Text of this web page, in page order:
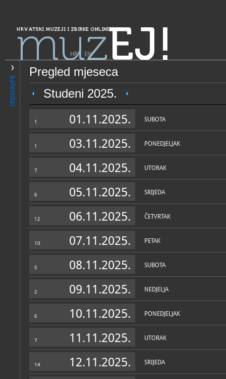
HRVATSKI MUZEJI I ZBIRKE ONLINE
muzEJ!
HR| EN
kalendar
Pregled mjeseca
Studeni 2025.
1 01.11.2025. SUBOTA
1 03.11.2025. PONEDJELJAK
7 04.11.2025. UTORAK
6 05.11.2025. SRIJEDA
12 06.11.2025. ČETVRTAK
10 07.11.2025. PETAK
5 08.11.2025. SUBOTA
2 09.11.2025. NEDJELJA
6 10.11.2025. PONEDJELJAK
7 11.11.2025. UTORAK
14 12.11.2025. SRIJEDA
PRETRAŽIVANJE
Grad Zagreb
Muzej za umjetnost i obrt
OPĆI PODACI
Zbirke